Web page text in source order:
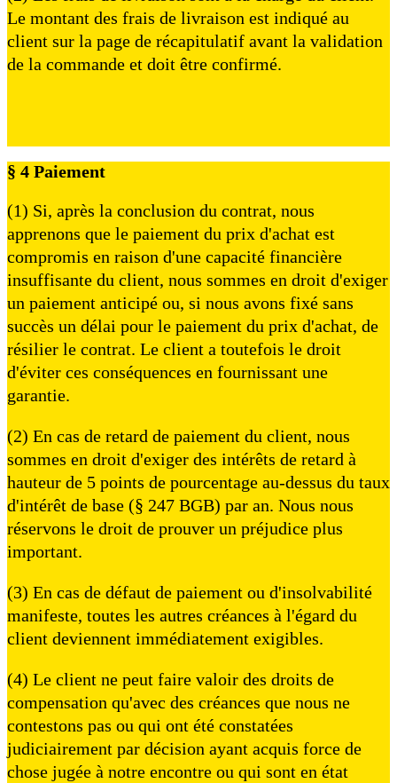
Le montant des frais de livraison est indiqué au
client sur la page de récapitulatif avant la validation
de la commande et doit être confirmé.
§ 4 Paiement
(1) Si, après la conclusion du contrat, nous
apprenons que le paiement du prix d'achat est
compromis en raison d'une capacité financière
insuffisante du client, nous sommes en droit d'exiger
un paiement anticipé ou, si nous avons fixé sans
succès un délai pour le paiement du prix d'achat, de
résilier le contrat. Le client a toutefois le droit
d'éviter ces conséquences en fournissant une
garantie.
(2) En cas de retard de paiement du client, nous
sommes en droit d'exiger des intérêts de retard à
hauteur de 5 points de pourcentage au-dessus du taux
d'intérêt de base (§ 247 BGB) par an. Nous nous
réservons le droit de prouver un préjudice plus
important.
(3) En cas de défaut de paiement ou d'insolvabilité
manifeste, toutes les autres créances à l'égard du
client deviennent immédiatement exigibles.
(4) Le client ne peut faire valoir des droits de
compensation qu'avec des créances que nous ne
contestons pas ou qui ont été constatées
judiciairement par décision ayant acquis force de
chose jugée à notre encontre ou qui sont en état